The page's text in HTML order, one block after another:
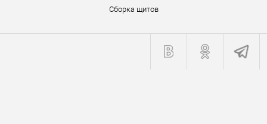
Сборка щитов